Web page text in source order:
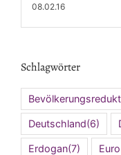
08.02.16
Schlagwörter
Deutschland(6)
Erdogan(7) Euro